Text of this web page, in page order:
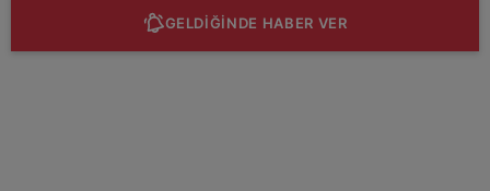
GELDİĞİNDE HABER VER